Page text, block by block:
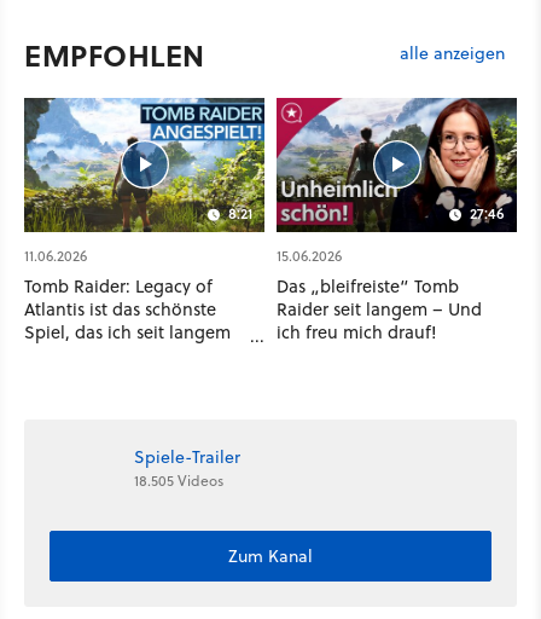
EMPFOHLEN alle anzeigen
8:21
11.06.2026
Tomb Raider: Legacy of
Atlantis ist das schönste
Spiel, das ich seit langem
27:46
15.06.2026
Das „bleifreiste“ Tomb
Raider seit langem – Und
ich freu mich drauf!
Spiele-Trailer
18.505 Videos
Zum Kanal